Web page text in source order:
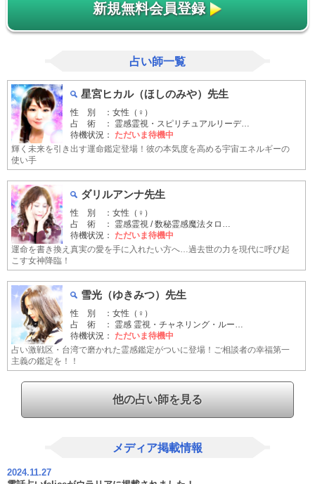
新規無料会員登録
占い師一覧
星宮ヒカル（ほしのみや）先生
性 別 ：女性（♀）
占 術 ： 霊感霊視・スピリチュアルリーデ…
待機状況： ただいま待機中
輝く未来を引き出す運命鑑定登場！彼の本気度を高める宇宙エネルギーの
使い手
ダリルアンナ先生
性 別 ：女性（♀）
占 術 ： 霊感霊視 / 数秘霊感魔法タロ…
待機状況： ただいま待機中
運命を書き換え真実の愛を手に入れたい方へ…過去世の力を現代に呼び起
こす女神降臨！
雪光（ゆきみつ）先生
性 別 ：女性（♀）
占 術 ： 霊感 霊視・チャネリング・ルー…
待機状況： ただいま待機中
占い激戦区・台湾で磨かれた霊感鑑定がついに登場！ご相談者の幸福第一
主義の鑑定を！！
他の占い師を見る
メディア掲載情報
2024.11.27